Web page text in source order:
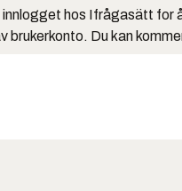
hos Ifrågasätt for
brukerkonto. Du kan